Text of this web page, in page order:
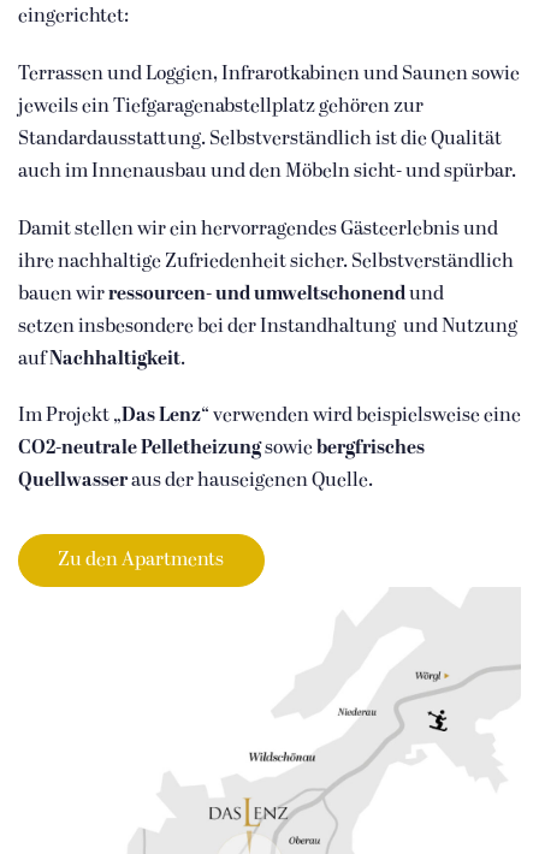
eingerichtet:
Terrassen und Loggien, Infrarotkabinen und Saunen sowie
jeweils ein Tiefgaragenabstellplatz gehören zur
Standardausstattung. Selbstverständlich ist die Qualität
auch im Innenausbau und den Möbeln sicht- und spürbar.
Damit stellen wir ein hervorragendes Gästeerlebnis und
ihre nachhaltige Zufriedenheit sicher. Selbstverständlich
bauen wirressourcen- undumweltschonendund
setzen insbesondere bei der Instandhaltung und Nutzung
aufNachhaltigkeit.
Im Projekt „Das Lenz“ verwenden wird beispielsweise eine
CO2-neutrale Pelletheizungsowie bergfrisches
Quellwasseraus der hauseigenen Quelle.
Zu den Apartments